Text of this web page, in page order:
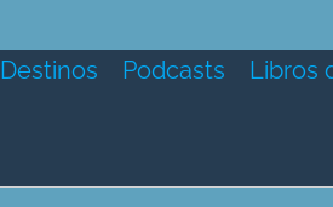
Destinos Podcasts Libros